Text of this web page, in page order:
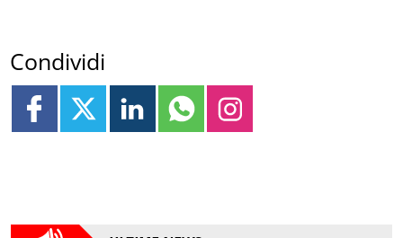
Condividi